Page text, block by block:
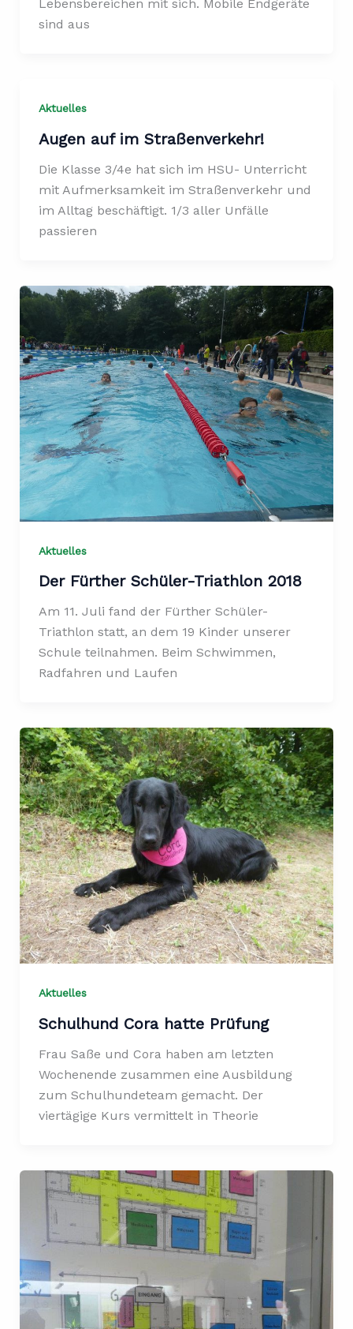
Lebensbereichen mit sich. Mobile Endgeräte
sind aus
Aktuelles
Augen auf im Straßenverkehr!
Die Klasse 3/4e hat sich im HSU- Unterricht
mit Aufmerksamkeit im Straßenverkehr und
im Alltag beschäftigt. 1/3 aller Unfälle
passieren
Aktuelles
Der Fürther Schüler-Triathlon 2018
Am 11. Juli fand der Fürther Schüler-
Triathlon statt, an dem 19 Kinder unserer
Schule teilnahmen. Beim Schwimmen,
Radfahren und Laufen
Aktuelles
Schulhund Cora hatte Prüfung
Frau Saße und Cora haben am letzten
Wochenende zusammen eine Ausbildung
zum Schulhundeteam gemacht. Der
viertägige Kurs vermittelt in Theorie